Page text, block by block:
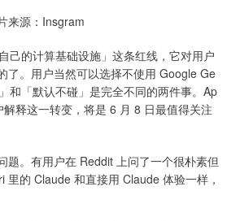
来源：Insgram
己的计算基础设施」这条红线，它对用户
了。用户当然可以选择不使用 Google Ge
和「默认不碰」是完全不同的两件事。Ap
释这一转变，将是 6 月 8 日最值得关注
题。有用户在 Reddit 上问了一个很朴素但
的 Claude 和直接用 Claude 体验一样，